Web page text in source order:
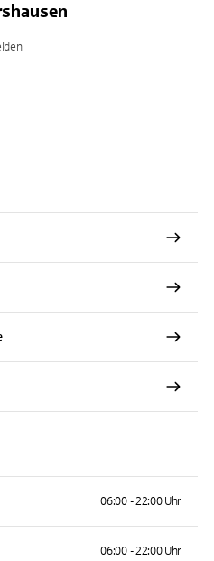
06:00 - 22:00 Uhr
06:00 - 22:00 Uhr